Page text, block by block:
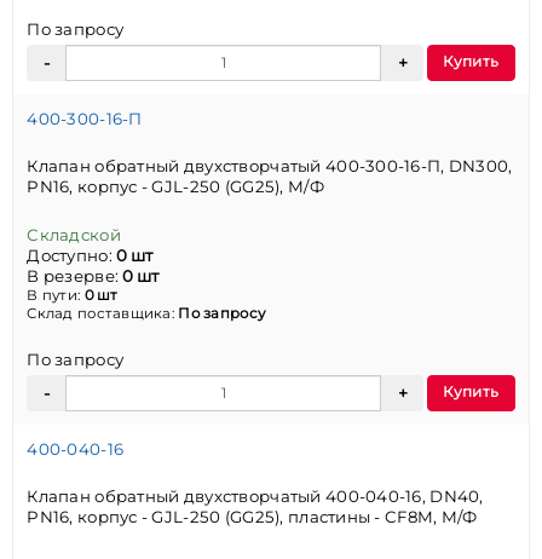
По запросу
Купить
400-300-16-П
Клапан обратный двухстворчатый 400-300-16-П, DN300,
PN16, корпус - GJL-250 (GG25), М/Ф
Складской
Доступно:0 шт
В резерве:0 шт
В пути: 0 шт
Склад поставщика: По запросу
По запросу
Купить
400-040-16
Клапан обратный двухстворчатый 400-040-16, DN40,
PN16, корпус - GJL-250 (GG25), пластины - CF8M, М/Ф